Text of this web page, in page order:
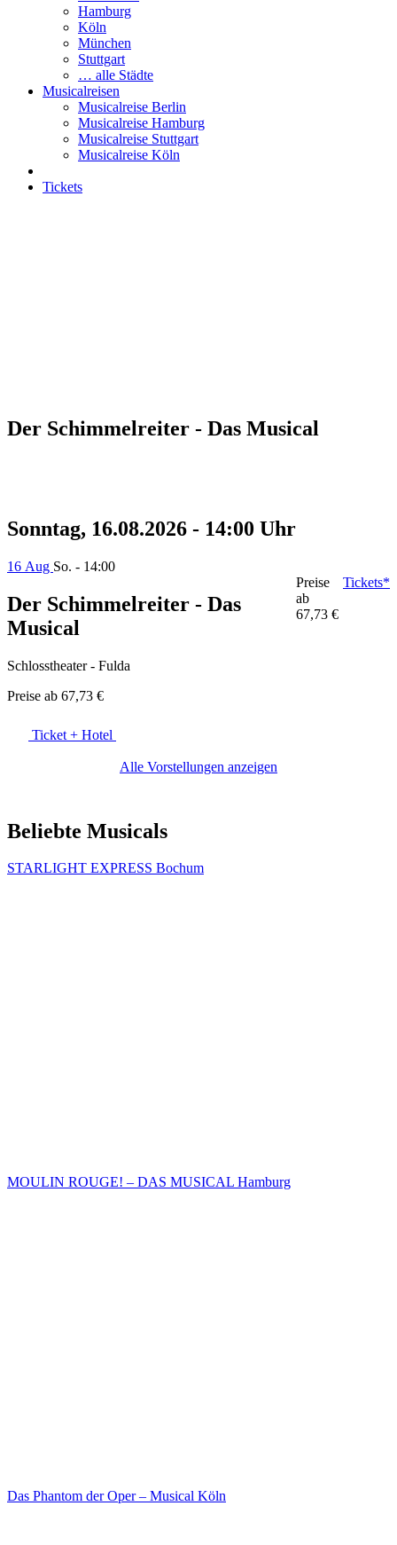
Hamburg
Köln
München
Stuttgart
… alle Städte
Musicalreisen
Musicalreise Berlin
Musicalreise Hamburg
Musicalreise Stuttgart
Musicalreise Köln
Tickets
Der Schimmelreiter - Das Musical
Sonntag, 16.08.2026 - 14:00 Uhr
16 Aug So. - 14:00
Der Schimmelreiter - Das
Musical
Schlosstheater - Fulda
Preise ab 67,73 €
Preise
ab
67,73 €
Tickets*
Ticket + Hotel
Alle Vorstellungen anzeigen
Beliebte Musicals
STARLIGHT EXPRESS Bochum
MOULIN ROUGE! – DAS MUSICAL Hamburg
Das Phantom der Oper – Musical Köln